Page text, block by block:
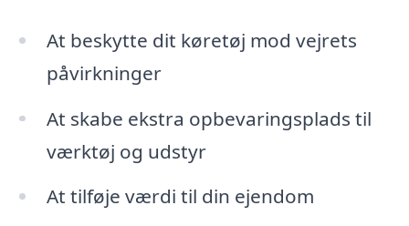
At beskytte dit køretøj mod vejrets
påvirkninger
At skabe ekstra opbevaringsplads til
værktøj og udstyr
At tilføje værdi til din ejendom